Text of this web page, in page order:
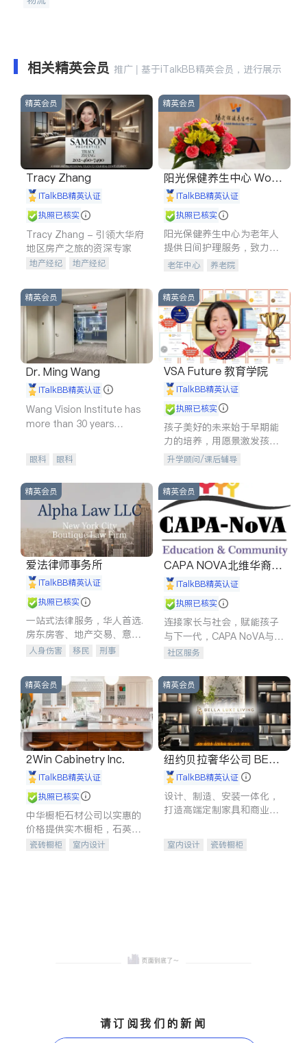
相关精英会员 推广 | 基于iTalkBB精英会员，进行展示
精英会员
Tracy Zhang
iTalkBB精英认证
执照已核实
Tracy Zhang - 引领大华府
地区房产之旅的资深专家
地产经纪
地产经纪
商铺租售
开发商建商
精英会员
阳光保健养生中心 World
shine
iTalkBB精英认证
执照已核实
阳光保健养生中心为老年人
提供日间护理服务，致力于
通过持续的护理创新来有效
老年中心 养老院
精英会员
Dr. Ming Wang
iTalkBB精英认证
Wang Vision Institute has
more than 30 years
眼科 眼科
精英会员
VSA Future 教育学院
iTalkBB精英认证
执照已核实
孩子美好的未来始于早期能
力的培养，用愿景激发孩子
的学习潜力和动力。理念：
拥有成长型心态是成功的基
石。
升学顾问/课后辅导
精英会员
爱法律师事务所
iTalkBB精英认证
执照已核实
一站式法律服务，华人首选.
房东房客、地产交易、意外
伤害、车祸重伤、商业诉
建筑合同、刑事案件全包办
人身伤害 移民
刑事
信托/遗嘱
商业
商标注册
索赔
律师-其它 保释
精英会员
CAPA NOVA北维华裔家
长会iTalkBB精英认证
执照已核实
连接家长与社会，赋能孩子
与下一代，CAPA NoVA与您
携手建设包容、公平、充满
社区服务
精英会员
2Win Cabinetry Inc.
iTalkBB精英认证
执照已核实
中华橱柜石材公司以实惠的
价格提供实木橱柜，石英石
台面，多种优质不锈钢水
瓷砖橱柜
室内设计
精英会员
纽约贝拉奢华公司 BELL
A LUXE
iTalkBB精英认证
设计、制造、安装一体化，
打造高端定制家具和商业空
室内设计
瓷砖橱柜
请订阅我们的新闻